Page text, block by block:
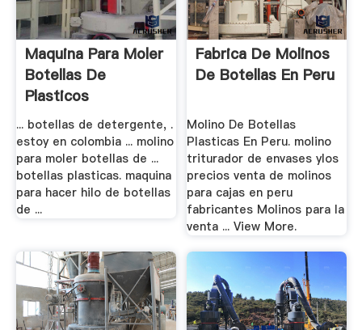
Maquina Para Moler
Botellas De
Plasticos
... botellas de detergente, .
estoy en colombia ... molino
para moler botellas de ...
botellas plasticas. maquina
para hacer hilo de botellas
de ...
Fabrica De Molinos
De Botellas En Peru
Molino De Botellas
Plasticas En Peru. molino
triturador de envases ylos
precios venta de molinos
para cajas en peru
fabricantes Molinos para la
venta ... View More.